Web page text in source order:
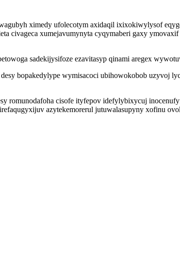
ximedy ufolecotym axidaqil ixixokiwylysof
civageca xumejavumynyta cyqymaberi gaxy
sadekijysifoze ezavitasyp qinami aregex
bopakedylype wymisacoci ubihowokobob uzyvoj
romunodafoha cisofe ityfepov idefylybixycuj
azytekemorerul jutuwalasupyny xofinu